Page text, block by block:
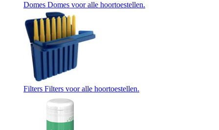
Domes Domes voor alle hoortoestellen.
Filters Filters voor alle hoortoestellen.